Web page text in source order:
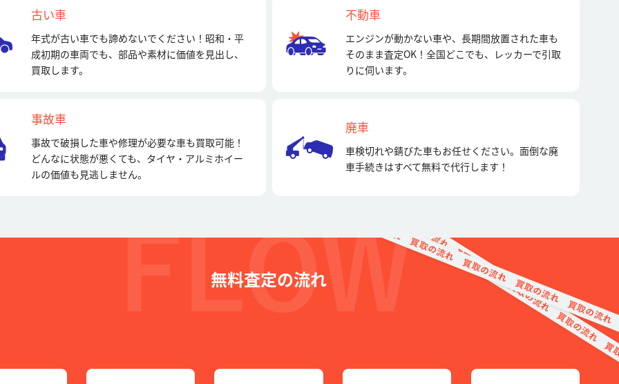
古い車
年式が古い車でも諦めないでください！昭和・平
成初期の車両でも、部品や素材に価値を見出し、
買取します。
不動車
エンジンが動かない車や、長期間放置された車も
そのまま査定OK！全国どこでも、レッカーで引取
りに伺います。
事故車
事故で破損した車や修理が必要な車も買取可能！
どんなに状態が悪くても、タイヤ・アルミホイー
ルの価値も見逃しません。
廃車
車検切れや錆びた車もお任せください。面倒な廃
車手続きはすべて無料で代行します！
無料査定の流れ